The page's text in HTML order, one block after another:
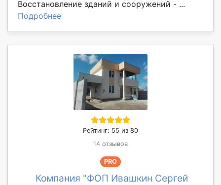
Восстановление зданий и сооружений - ...
Подробнее
Рейтинг: 55 из 80
14 отзывов
PRO
Компания "ФОП Ивашкин Сергей